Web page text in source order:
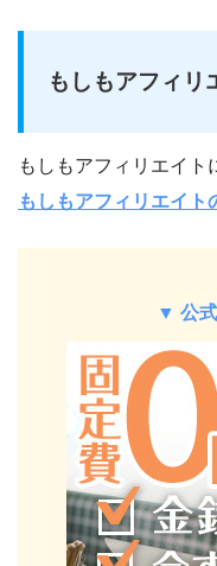
もしもアフィリ
もしもアフィリエイト
もしもアフィリエイト
▼ 公